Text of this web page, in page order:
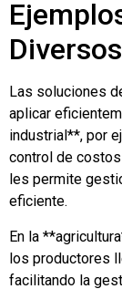
Las soluciones
aplicar
industrial**, por
control de
les permite
eficiente.
En la
los productores
facilitando la